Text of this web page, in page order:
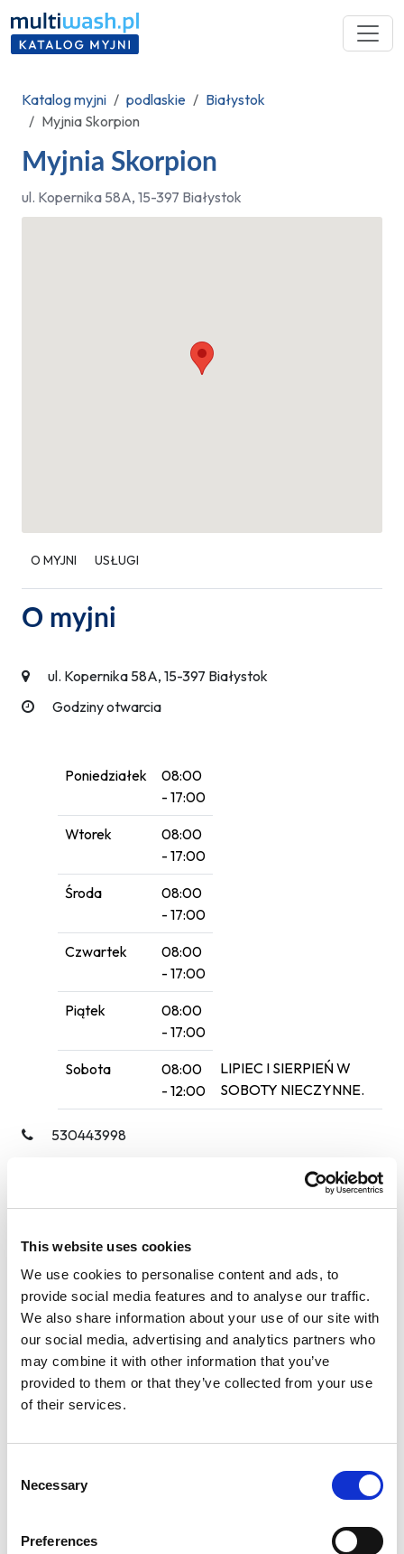
This website uses cookies
We use cookies to personalise content and ads, to
provide social media features and to analyse our traffic.
We also share information about your use of our site with
our social media, advertising and analytics partners who
may combine it with other information that you’ve
provided to them or that they’ve collected from your use
of their services.
Selection
Necessary
Preferences
Katalog myjni podlaskie
Białystok
Myjnia Skorpion
Myjnia Skorpion
ul. Kopernika 58A, 15-397 Białystok
O MYJNI USŁUGI
O myjni
ul. Kopernika 58A, 15-397 Białystok
Godziny otwarcia
Poniedziałek
08:00
- 17:00
Wtorek
08:00
- 17:00
Środa
08:00
- 17:00
Czwartek
08:00
- 17:00
Piątek
08:00
- 17:00
Sobota
08:00
- 12:00
LIPIEC I SIERPIEŃ W
SOBOTY NIECZYNNE.
530443998
Wi-Fi
Ozonowanie
Max. wysokość: 295 cm
Usługi
Usługa zawiera: